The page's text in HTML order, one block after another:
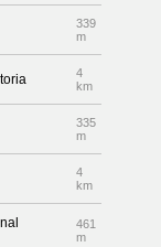
339
m
4
km
335
m
4
km
461
m